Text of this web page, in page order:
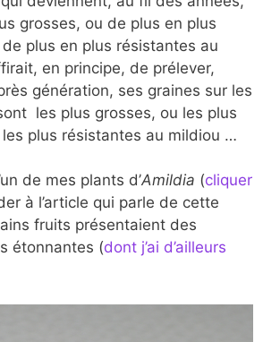
grosses, ou de plus en plus
plus en plus résistantes au
en principe, de prélever,
génération, ses graines sur les
les plus grosses, ou les plus
plus résistantes au mildiou …
de mes plants d’Amildia (cliquer
à l’article qui parle de cette
fruits présentaient des
étonnantes (dont j’ai d’ailleurs